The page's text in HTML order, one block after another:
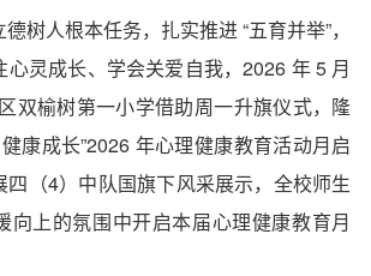
树人根本任务，扎实推进 “五育并举”，
心灵成长、学会关爱自我，2026 年 5 月
双榆树第一小学借助周一升旗仪式，隆
康成长”2026 年心理健康教育活动月启
四（4）中队国旗下风采展示，全校师生
向上的氛围中开启本届心理健康教育月